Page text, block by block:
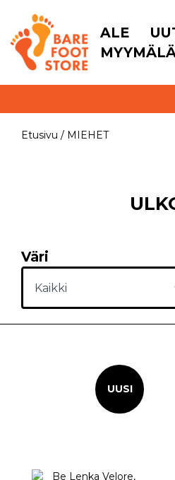
ALE
Etusivu / MIEHET
Väri
UUSI